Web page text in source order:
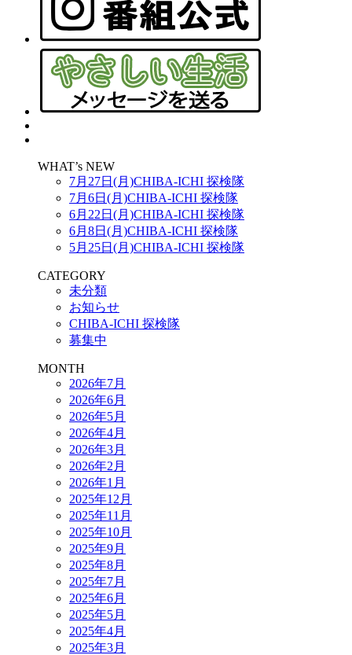
WHAT’s NEW
7月27日(月)CHIBA-ICHI 探検隊
7月6日(月)CHIBA-ICHI 探検隊
6月22日(月)CHIBA-ICHI 探検隊
6月8日(月)CHIBA-ICHI 探検隊
5月25日(月)CHIBA-ICHI 探検隊
CATEGORY
未分類
お知らせ
CHIBA-ICHI 探検隊
募集中
MONTH
2026年7月
2026年6月
2026年5月
2026年4月
2026年3月
2026年2月
2026年1月
2025年12月
2025年11月
2025年10月
2025年9月
2025年8月
2025年7月
2025年6月
2025年5月
2025年4月
2025年3月